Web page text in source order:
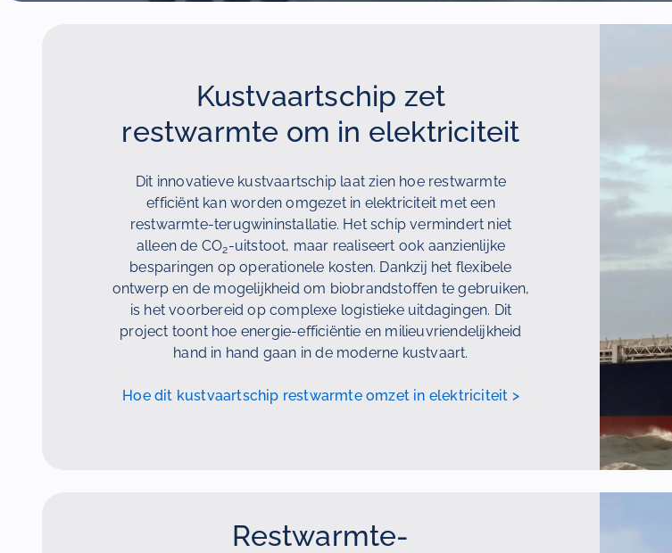
Kustvaartschip zet
restwarmte om in elektriciteit
Dit innovatieve kustvaartschip laat zien hoe restwarmte
efficiënt kan worden omgezet in elektriciteit met een
restwarmte-terugwininstallatie. Het schip vermindert niet
alleen de CO2-uitstoot, maar realiseert ook aanzienlijke
besparingen op operationele kosten. Dankzij het flexibele
ontwerp en de mogelijkheid om biobrandstoffen te gebruiken,
is het voorbereid op complexe logistieke uitdagingen. Dit
project toont hoe energie-efficiëntie en milieuvriendelijkheid
hand in hand gaan in de moderne kustvaart.
Hoe dit kustvaartschip restwarmte omzet in elektriciteit >
Restwarmte-